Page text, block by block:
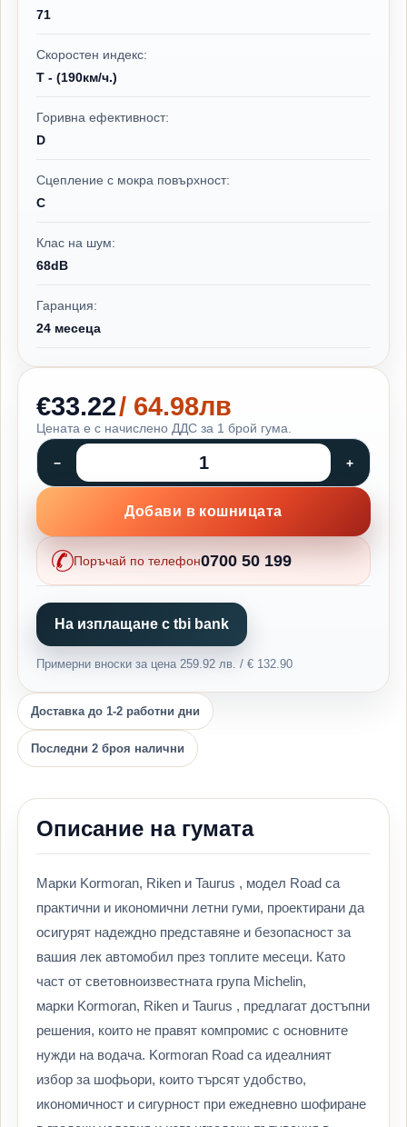
71
Скоростен индекс:
T - (190км/ч.)
Горивна ефективност:
D
Сцепление с мокра повърхност:
C
Клас на шум:
68dB
Гаранция:
24 месеца
€33.22/ 64.98лв
Цената е с начислено ДДС за 1 брой гума.
Добави в кошницата
Поръчай по телефон0700 50 199
На изплащане с tbi bank
Примерни вноски за цена 259.92 лв. / € 132.90
Доставка до 1-2 работни дни
Последни 2 броя налични
Описание на гумата
Марки Kormoran, Riken и Taurus , модел Road са
практични и икономични летни гуми, проектирани да
осигурят надеждно представяне и безопасност за
вашия лек автомобил през топлите месеци. Като
част от световноизвестната група Michelin,
марки Kormoran, Riken и Taurus , предлагат достъпни
решения, които не правят компромис с основните
нужди на водача. Kormoran Road са идеалният
избор за шофьори, които търсят удобство,
икономичност и сигурност при ежедневно шофиране